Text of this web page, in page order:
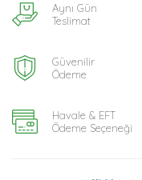
Aynı Gün
Teslimat
Güvenilir
Ödeme
Havale & EFT
Ödeme Seçeneği